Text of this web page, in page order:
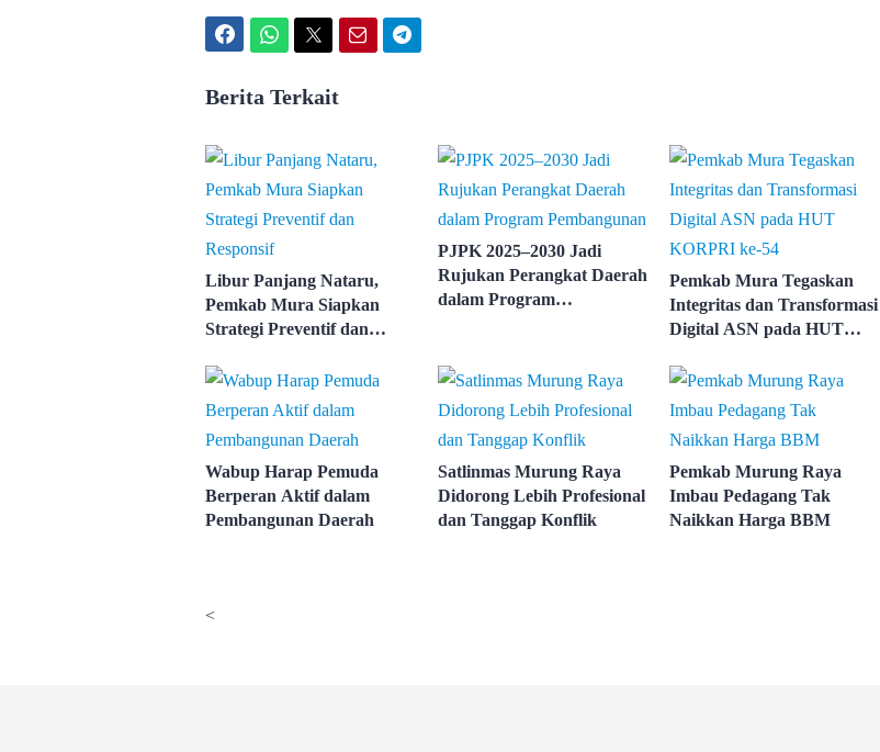
Berita Terkait
Libur Panjang Nataru,
Pemkab Mura Siapkan
Strategi Preventif dan
PJPK 2025–2030 Jadi
Rujukan Perangkat Daerah
dalam Program
Pemkab Mura Tegaskan
Integritas dan Transformasi
Digital ASN pada HUT
Wabup Harap Pemuda
Berperan Aktif dalam
Pembangunan Daerah
Satlinmas Murung Raya
Didorong Lebih Profesional
dan Tanggap Konflik
Pemkab Murung Raya
Imbau Pedagang Tak
Naikkan Harga BBM
<